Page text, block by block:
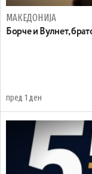
МАКЕДОНИЈА
Борче и Вулнет,
пред 1 ден